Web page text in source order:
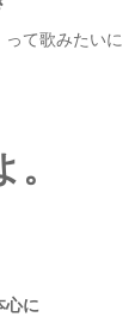
って歌みたいに
心に